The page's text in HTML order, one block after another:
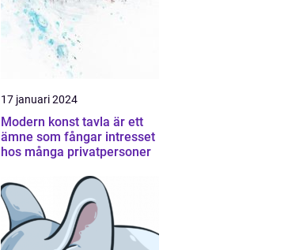
17 januari 2024
Modern konst tavla är ett
ämne som fångar intresset
hos många privatpersoner